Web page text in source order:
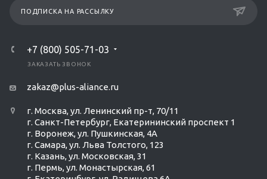
ПОДПИСКА НА РАССЫЛКУ
+7 (800) 505-71-03
ЗАКАЗАТЬ ЗВОНОК
zakaz@plus-aliance.ru
г. Москва, ул. Ленинский пр-т, 70/11
г. Санкт-Петербург, Екатерининский проспект 1
г. Воронеж, ул. Пушкинская, 4А
г. Самара, ул. Льва Толстого, 123
г. Казань, ул. Московская, 31
г. Пермь, ул. Монастырская, 61